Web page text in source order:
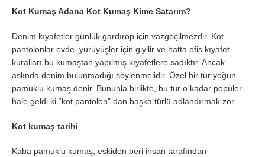
Kot Kumaş Adana Kot Kumaş Kime Satarım?
Denim kıyafetler günlük gardırop için vazgeçilmezdir. Kot
pantolonlar evde, yürüyüşler için giyilir ve hatta ofis kıyafet
kuralları bu kumaştan yapılmış kıyafetlere sadıktır. Ancak
aslında denim bulunmadığı söylenmelidir. Özel bir tür yoğun
pamuklu kumaş denir. Bununla birlikte, bu tür o kadar popüler
hale geldi ki “kot pantolon” dan başka türlü adlandırmak zor .
Kot kumaş tarihi
Kaba pamuklu kumaş, eskiden beri insan tarafından